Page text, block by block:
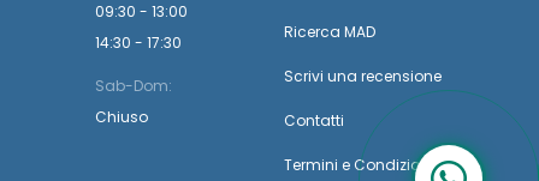
09:30 - 13:00
14:30 - 17:30
Sab-Dom:
Chiuso
Ricerca MAD
Scrivi una recensione
Contatti
Termini e Condizioni